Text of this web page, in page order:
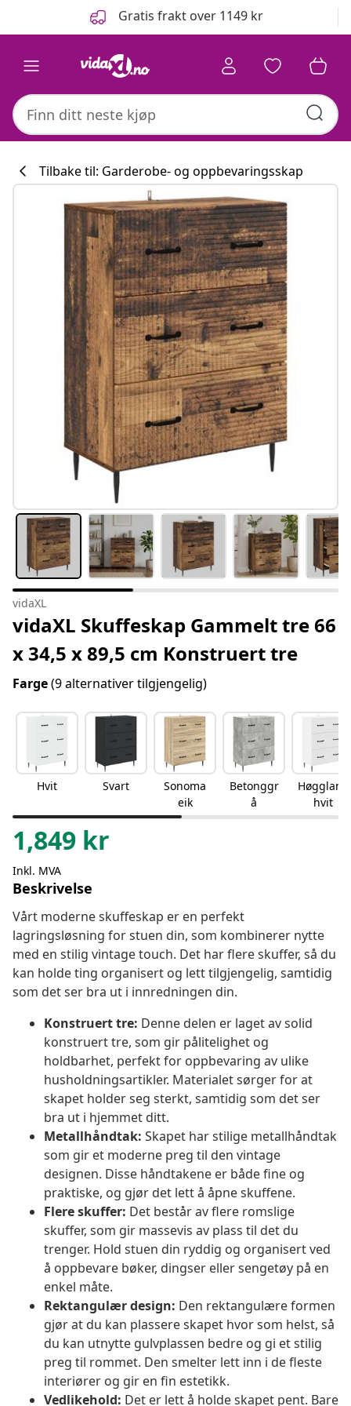
Gratis frakt over 1149 kr
Tilbake til: Garderobe- og oppbevaringsskap
vidaXL
vidaXL Skuffeskap Gammelt tre 66
x 34,5 x 89,5 cm Konstruert tre
Farge(9 alternativer tilgjengelig)
Hvit Svart
Sonoma
eik
Betonggr
å
Høgglans
hvit
1,849 kr
Inkl. MVA
Beskrivelse
Vårt moderne skuffeskap er en perfekt
lagringsløsning for stuen din, som kombinerer nytte
med en stilig vintage touch. Det har flere skuffer, så du
kan holde ting organisert og lett tilgjengelig, samtidig
som det ser bra ut i innredningen din.
Konstruert tre: Denne delen er laget av solid
konstruert tre, som gir pålitelighet og
holdbarhet, perfekt for oppbevaring av ulike
husholdningsartikler. Materialet sørger for at
skapet holder seg sterkt, samtidig som det ser
bra ut i hjemmet ditt.
Metallhåndtak: Skapet har stilige metallhåndtak
som gir et moderne preg til den vintage
designen. Disse håndtakene er både fine og
praktiske, og gjør det lett å åpne skuffene.
Flere skuffer: Det består av flere romslige
skuffer, som gir massevis av plass til det du
trenger. Hold stuen din ryddig og organisert ved
å oppbevare bøker, dingser eller sengetøy på en
enkel måte.
Rektangulær design: Den rektangulære formen
gjør at du kan plassere skapet hvor som helst, så
du kan utnytte gulvplassen bedre og gi et stilig
preg til rommet. Den smelter lett inn i de fleste
interiører og gir en fin estetikk.
Vedlikehold: Det er lett å holde skapet pent. Bare